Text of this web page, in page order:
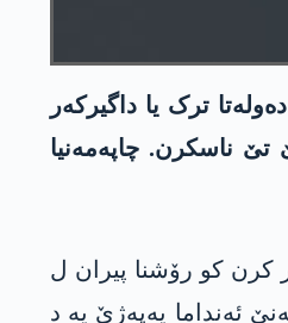
2023 دە د ئەنجاما ئێریشا ھەوایی یا دەولەتا ترک یا داگیرکەر
تێ ناسکرن. چاپەمەنیا
دیار کرن کو رۆشنا پیران ل
ئەنداما یەپەژێ یە د